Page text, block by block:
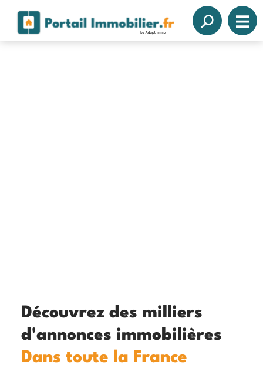
Découvrez des milliers
d'annonces immobilières
Dans toute la France